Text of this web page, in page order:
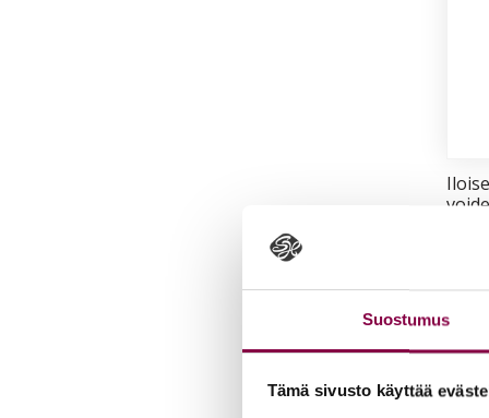
Suostumus
Tämä sivusto käyttää